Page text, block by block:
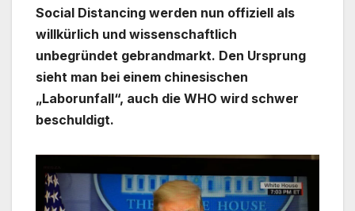
Social Distancing werden nun offiziell als
willkürlich und wissenschaftlich
unbegründet gebrandmarkt. Den Ursprung
sieht man bei einem chinesischen
„Laborunfall“, auch die WHO wird schwer
beschuldigt.